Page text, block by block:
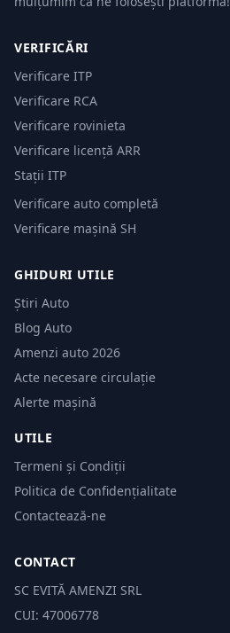
VERIFICĂRI
Verificare ITP
Verificare RCA
Verificare rovinieta
Verificare licență ARR
Stații ITP
Verificare auto completă
Verificare mașină SH
GHIDURI UTILE
Știri Auto
Blog Auto
Amenzi auto 2026
Acte necesare circulație
Alerte mașină
UTILE
Termeni și Condiții
Politica de Confidențialitate
Contactează-ne
CONTACT
SC EVITĂ AMENZI SRL
CUI: 47006778